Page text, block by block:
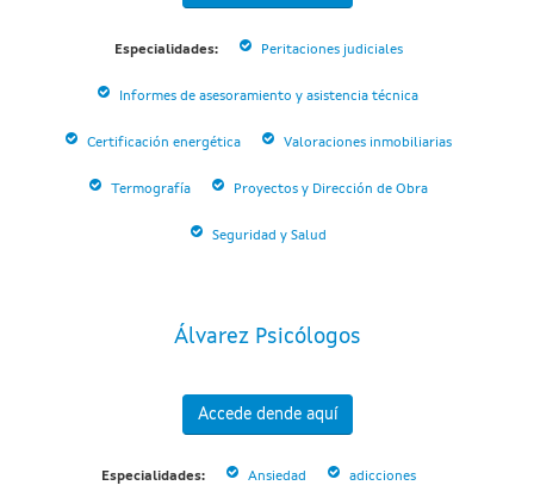
Especialidades: Peritaciones judiciales
Informes de asesoramiento y asistencia técnica
Certificación energética Valoraciones inmobiliarias
Termografía Proyectos y Dirección de Obra
Seguridad y Salud
Álvarez Psicólogos
Accede dende aquí
Especialidades: Ansiedad adicciones